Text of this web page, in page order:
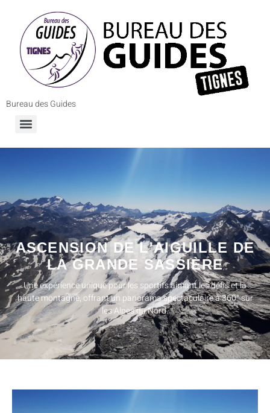
Bureau des Guides
ASCENSION DE L'AIGUILLE DE
LA GRANDE SASSIÈRE
Une expérience unique pour les sportifs aimant les défis et la
haute montagne, offrant un panorama spectaculaire à 360° sur
les Alpes du Nord.
DESTINATION